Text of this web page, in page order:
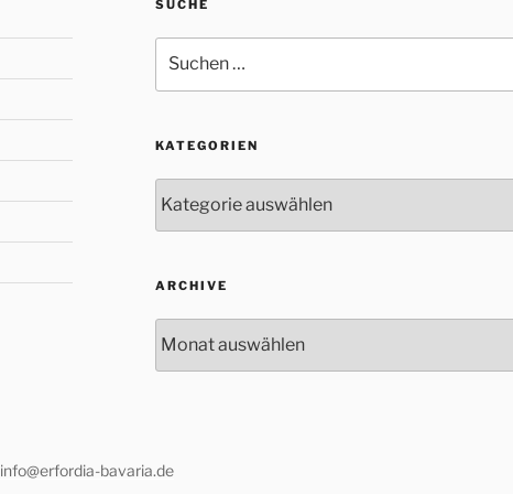
SUCHE
nach:
KATEGORIEN
ARCHIVE
info@erfordia-bavaria.de